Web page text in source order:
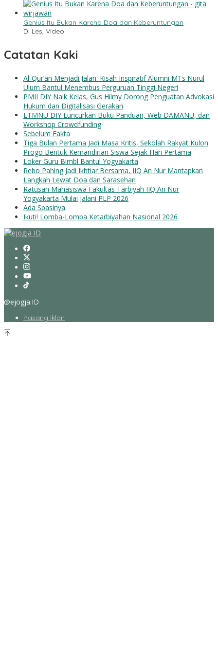
Genius Itu Bukan Karena Doa dan Keberuntungan
Di Les, Video
Catatan Kaki
Al-Qur’an Menjadi Jalan: Kisah Inspiratif Alumni MTs Nurul
Ulum Bantul Menembus Perguruan Tinggi Negeri
PMII DIY Naik Kelas, Gus Hilmy Dorong Penguatan Advokasi
Hukum dan Digitalisasi Gerakan
LTMNU DIY Luncurkan Buku Panduan, Web DAMANU, dan
Workshop Crowdfunding
Sebelum Fakta
Tiga Bulan Pertama Jadi Masa Kritis, Sekolah Rakyat Kulon
Progo Bentuk Kemandirian Siswa Sejak Hari Pertama
Loker Guru Bimbl Bantul Yogyakarta
Rebo Pahing Jadi Ikhtiar Bersama, IIQ An Nur Mantapkan
Langkah Lewat Doa dan Sarasehan
Ratusan Mahasiswa Fakultas Tarbiyah IIQ An Nur
Yogyakarta Mulai Jalani PLP 2026
Ada Spasinya
Ikuti! Lomba-Lomba Ketarbiyahan Nasional 2026
@ejogja.ID
Pasang Iklan